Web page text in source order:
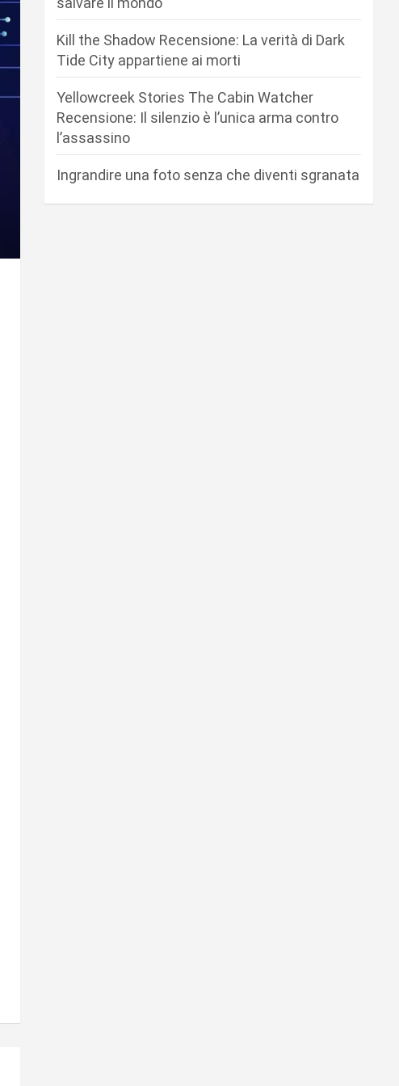
Kill the Shadow Recensione: La verità di Dark
Tide City appartiene ai morti
Yellowcreek Stories The Cabin Watcher
Recensione: Il silenzio è l’unica arma contro
l’assassino
Ingrandire una foto senza che diventi sgranata